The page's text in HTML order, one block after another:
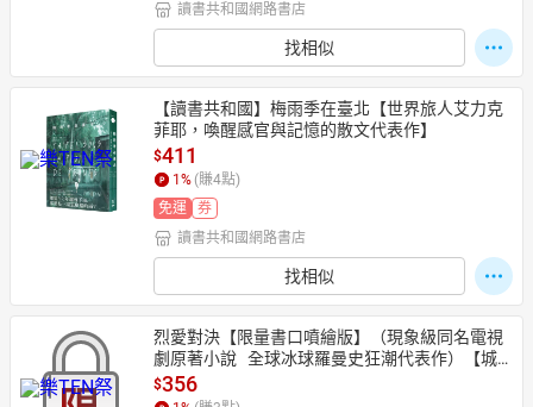
讀書共和國網路書店
找相似
【讀書共和國】梅雨季在臺北【世界旅人艾力克
菲耶，喚醒感官與記憶的散文代表作】
$411
1 % (賺4點)
免運
券
讀書共和國網路書店
找相似
烈愛對決【限量書口噴繪版】（現象級同名電視
劇原著小說   全球冰球羅曼史狂潮代表作）【城
邦讀書花園】
$356